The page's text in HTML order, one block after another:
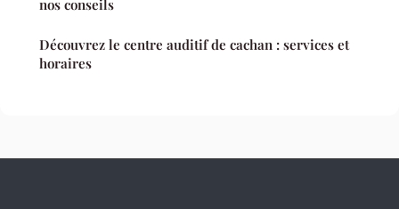
nos conseils
Découvrez le centre auditif de cachan : services et
horaires